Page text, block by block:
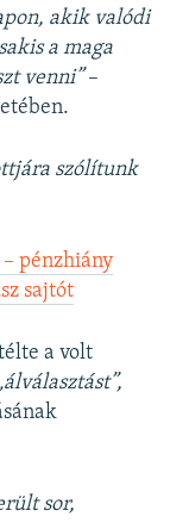
akik valódi
a maga
venni”–
szólítunk
pénzhiány
sajtót
a volt
sor,